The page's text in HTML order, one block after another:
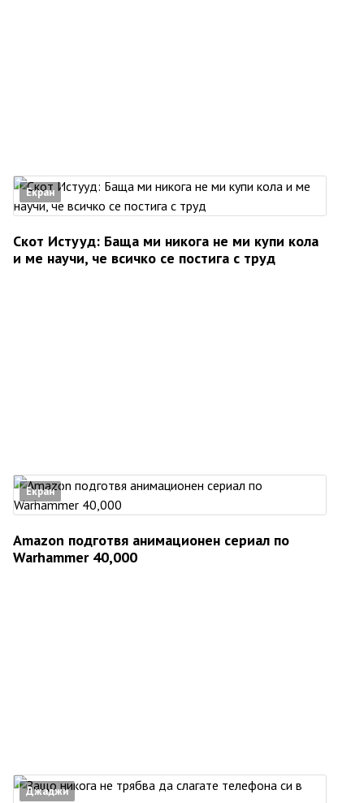
Екран
Скот Истууд: Баща ми никога не ми купи кола
и ме научи, че всичко се постига с труд
Екран
Amazon подготвя анимационен сериал по
Warhammer 40,000
Джаджи